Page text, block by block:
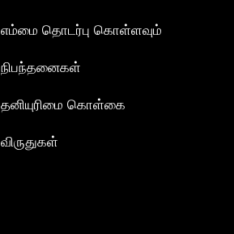
எம்மை தொடர்பு கொள்ளவும்
நிபந்தனைகள்
தனியுரிமை கொள்கை
விருதுகள்